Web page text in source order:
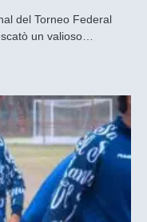
del Torneo Federal
un valioso…